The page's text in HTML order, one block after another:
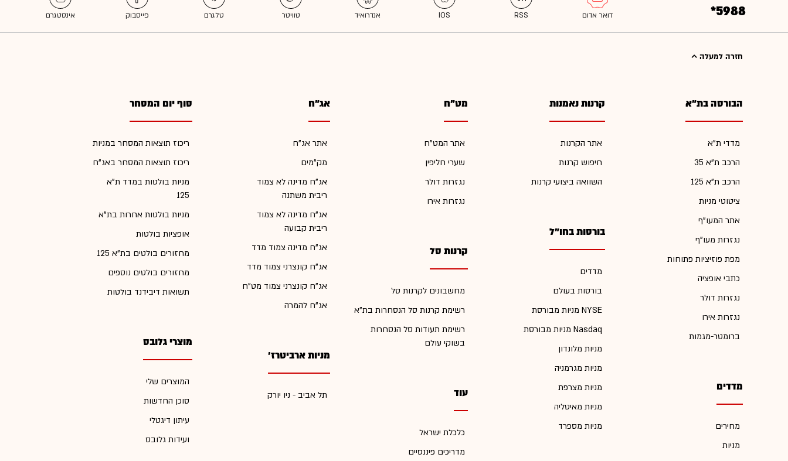
*5988
חזרה למעלה
הבורסה בת"א
מדדי ת"א
הרכב ת"א 35
הרכב ת"א 125
ציטוטי מניות
אתר המעו"ף
נגזרות מעו"ף
מפת פוזיציות פתוחות
כתבי אופציה
נגזרות דולר
נגזרות אירו
ברומטר-מגמות
מדדים
מחירים
מניות
קרנות נאמנות
אתר הקרנות
חיפוש קרנות
השוואה ביצועי קרנות
בורסות בחו"ל
מדדים
בורסות בעולם
מניות מבורסת NYSE
מניות מבורסת Nasdaq
מניות מלונדון
מניות מגרמניה
מניות מצרפת
מניות מאיטליה
מניות מספרד
מט"ח
אתר המט"ח
שערי חליפין
נגזרות דולר
נגזרות אירו
קרנות סל
מחשבונים לקרנות סל
רשימת קרנות סל הנסחרות בת"א
רשימת תעודות סל הנסחרות
בשוקי עולם
עוד
כלכלת ישראל
מדריכים פיננסיים
אג"ח
אתר אג"ח
מק"מים
אג"ח מדינה לא צמוד
ריבית משתנה
אג"ח מדינה לא צמוד
ריבית קבועה
אג"ח מדינה צמוד מדד
אג"ח קונצרני צמוד מדד
אג"ח קונצרני צמוד מט"ח
אג"ח להמרה
מניות ארביטרז'
תל אביב - ניו יורק
סוף יום המסחר
ריכוז תוצאות המסחר במניות
ריכוז תוצאות המסחר באג"ח
מניות בולטות במדד ת"א
125
מניות בולטות אחרות בת"א
אופציות בולטות
מחזורים בולטים בת"א 125
מחזורים בולטים נוספים
תשואות דיבידנד בולטות
מוצרי גלובס
המוצרים שלי
סוכן החדשות
עיתון דיגטלי
ועידות גלובס